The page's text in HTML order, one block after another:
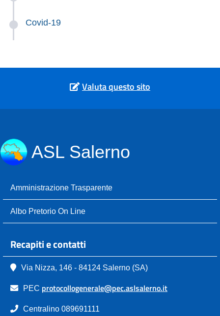
Covid-19
Valuta questo sito
ASL Salerno
Amministrazione Trasparente
Albo Pretorio On Line
Recapiti e contatti
Via Nizza, 146 - 84124 Salerno (SA)
PEC protocollogenerale@pec.aslsalerno.it
Centralino 089691111